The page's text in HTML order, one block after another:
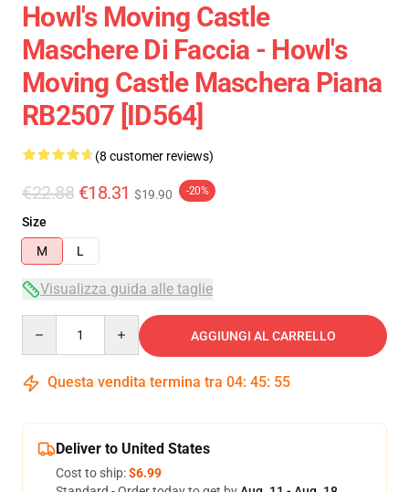
Howl's Moving Castle
Maschere Di Faccia - Howl's
Moving Castle Maschera Piana
RB2507 [ID564]
(8 customer reviews)
€22.88 €18.31 $19.90 -20%
Size
M
L
Visualizza guida alle taglie
AGGIUNGI AL CARRELLO
Questa vendita termina tra 04: 45: 54
Deliver to United States
Cost to ship:$6.99